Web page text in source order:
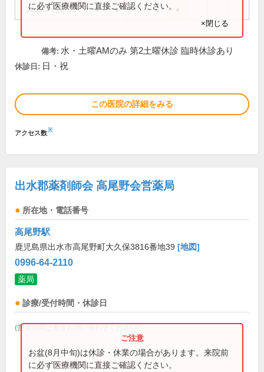
16:00～18:00 ● ● ●
に必ず医療機関に直接ご確認ください。
×閉じる
備考: 水・土曜AMのみ 第2土曜休診 臨時休診あり
休診日: 日・祝
この医院の詳細をみる
アクセス数※
出水郡薬剤師会 高尾野会営薬局
所在地・電話番号
高尾野駅
鹿児島県出水市高尾野町大久保3816番地39 [地図]
0996-64-2110
薬局
診療/受付時間・休診日
(営業時間は直接お問い合わせください)
お盆(8月中旬)は休診・休業の場合があります。来院前
に必ず医療機関に直接ご確認ください。